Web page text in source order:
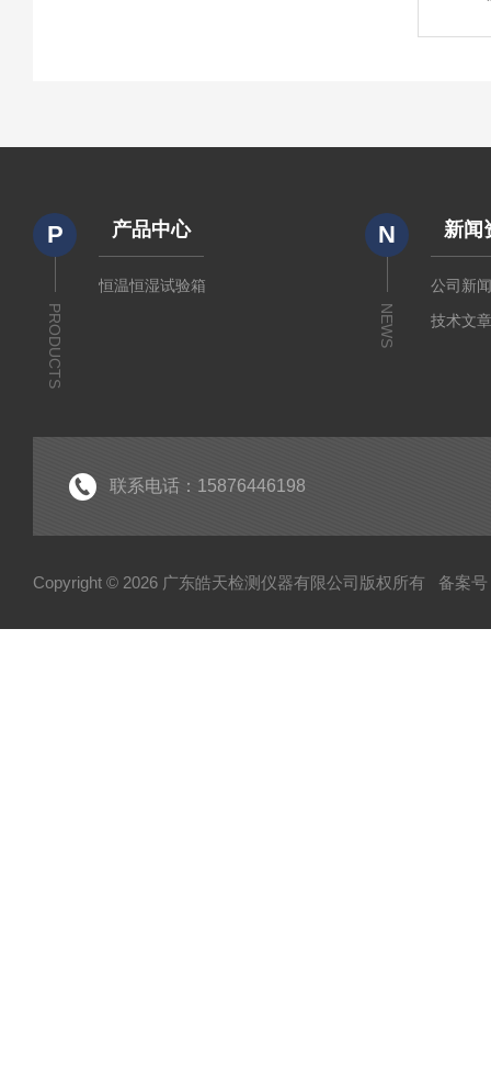
P
PRODUCTS
产品中心
恒温恒湿试验箱
N
NEWS
新闻
公司新
技术文
联系电话：15876446198
Copyright © 2026 广东皓天检测仪器有限公司版权所有 备案号